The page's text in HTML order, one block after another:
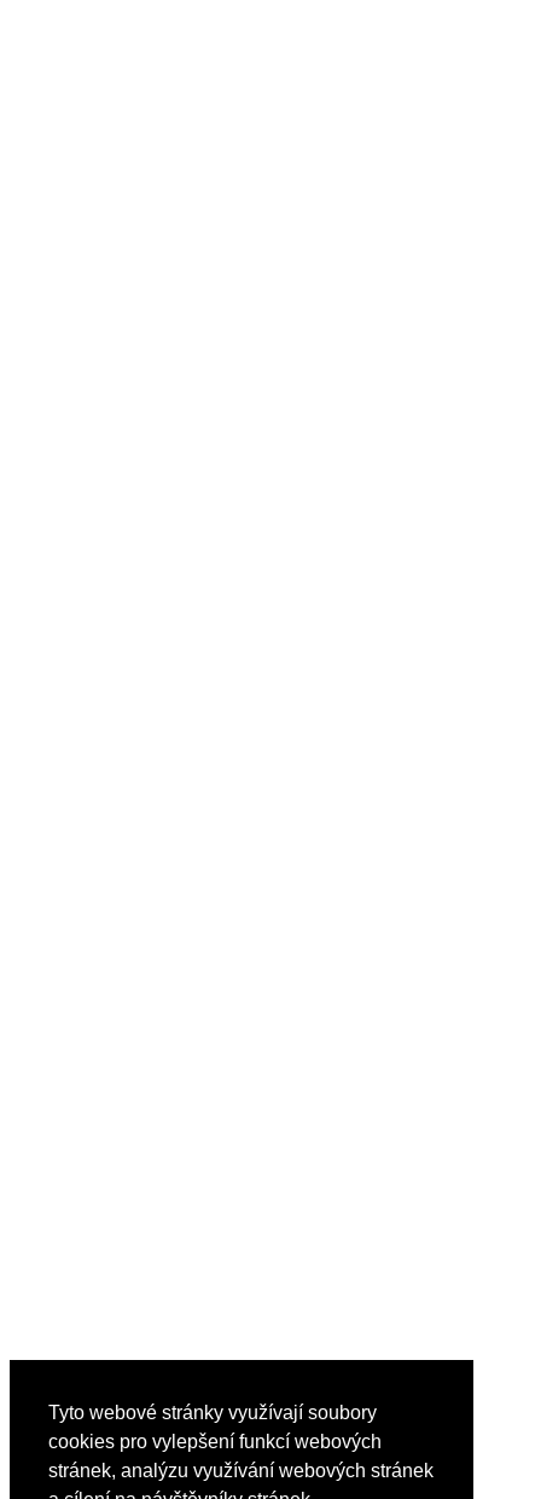
Tyto webové stránky využívají soubory
cookies pro vylepšení funkcí webových
stránek, analýzu využívání webových stránek